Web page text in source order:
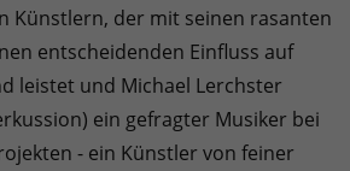
Künstlern, der mit seinen rasanten
entscheidenden Einfluss auf
leistet und Michael Lerchster
ein gefragter Musiker bei
- ein Künstler von feiner